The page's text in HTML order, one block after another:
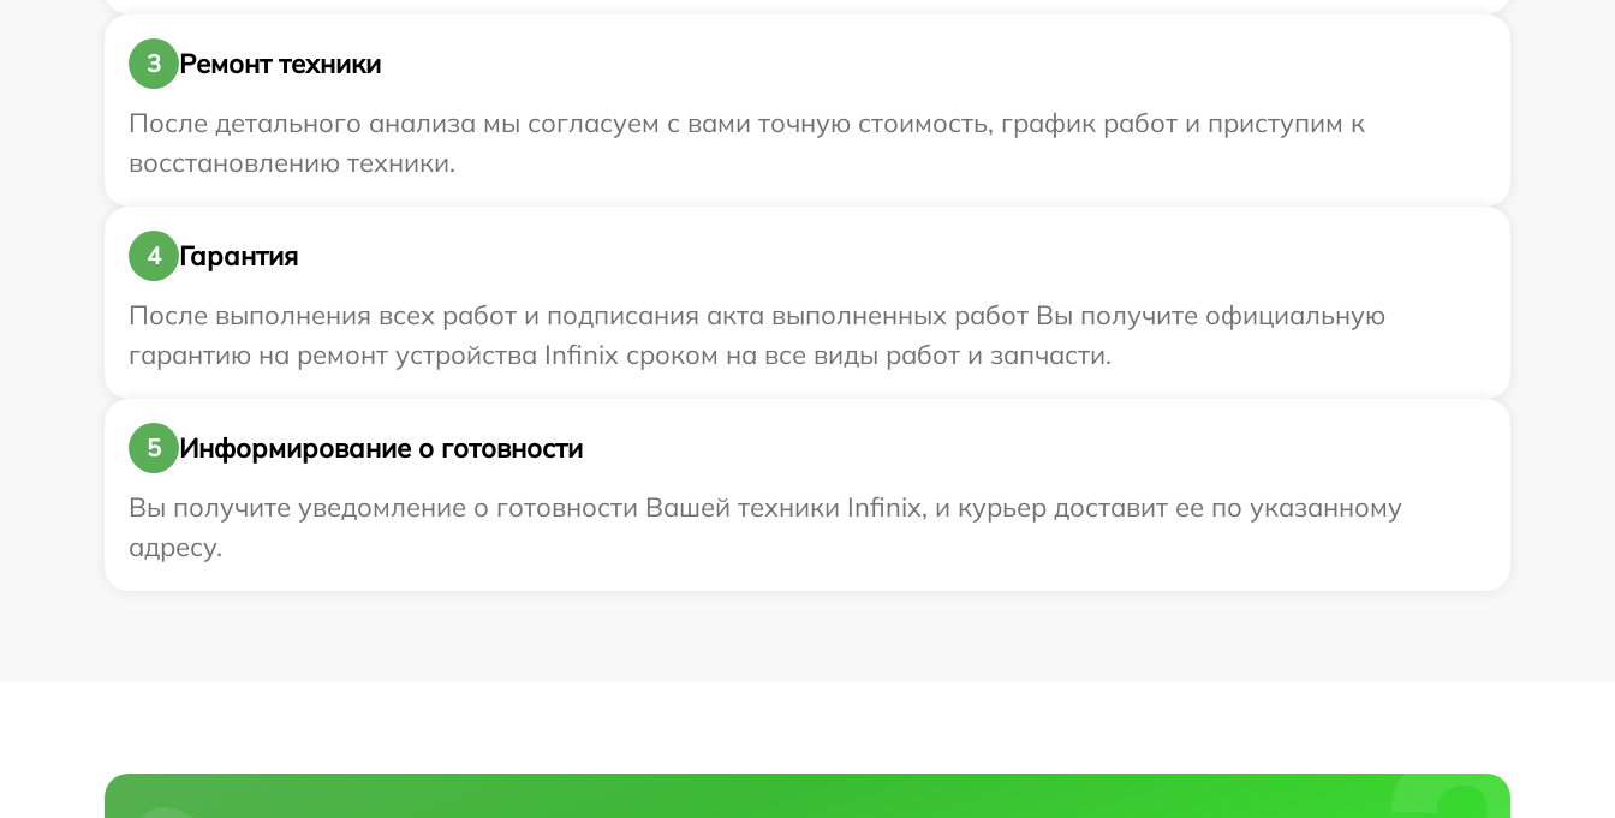
3
Ремонт техники
После детального анализа мы согласуем с вами точную стоимость, график работ и приступим к
восстановлению техники.
4
Гарантия
После выполнения всех работ и подписания акта выполненных работ Вы получите официальную
гарантию на ремонт устройства Infinix сроком на все виды работ и запчасти.
5
Информирование о готовности
Вы получите уведомление о готовности Вашей техники Infinix, и курьер доставит ее по указанному
адресу.